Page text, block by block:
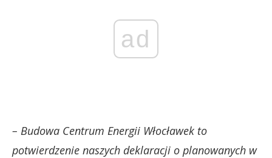
ad
– Budowa Centrum Energii Włocławek to
potwierdzenie naszych deklaracji o planowanych w